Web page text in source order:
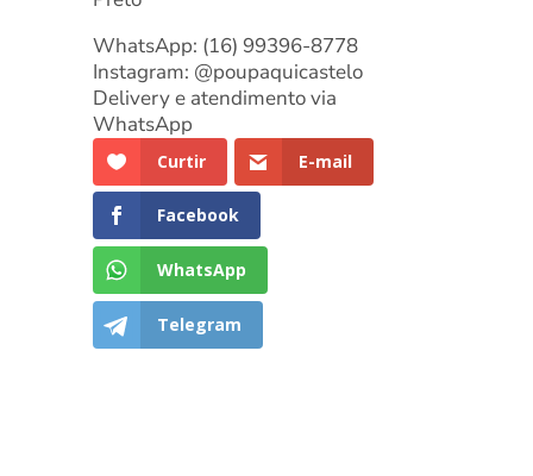
WhatsApp: (16) 99396-8778
Instagram: @poupaquicastelo
Delivery e atendimento via
WhatsApp
Curtir E-mail
Facebook
WhatsApp
Telegram